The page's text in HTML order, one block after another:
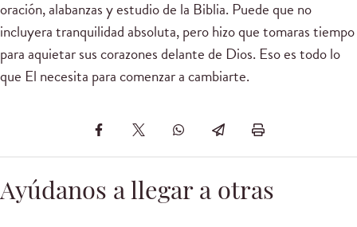
oración, alabanzas y estudio de la Biblia. Puede que no
incluyera tranquilidad absoluta, pero hizo que tomaras tiempo
para aquietar sus corazones delante de Dios. Eso es todo lo
que El necesita para comenzar a cambiarte.
Ayúdanos a llegar a otras